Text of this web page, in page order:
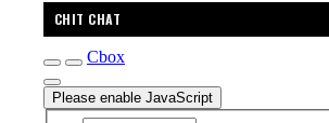
CHIT CHAT